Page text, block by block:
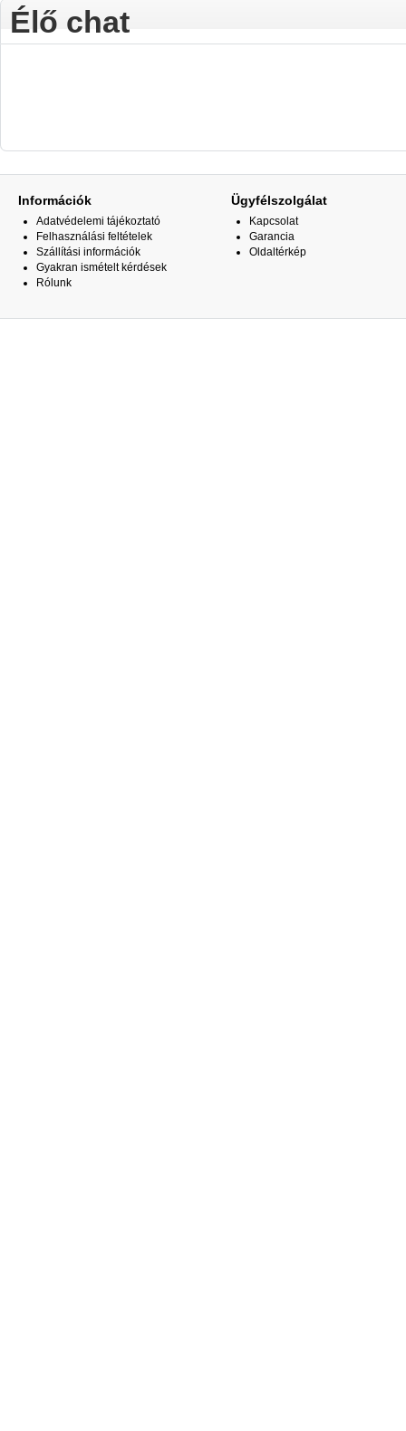
Élő chat
Információk
Adatvédelemi tájékoztató
Felhasználási feltételek
Szállítási információk
Gyakran ismételt kérdések
Rólunk
Ügyfélszolgálat
Kapcsolat
Garancia
Oldaltérkép